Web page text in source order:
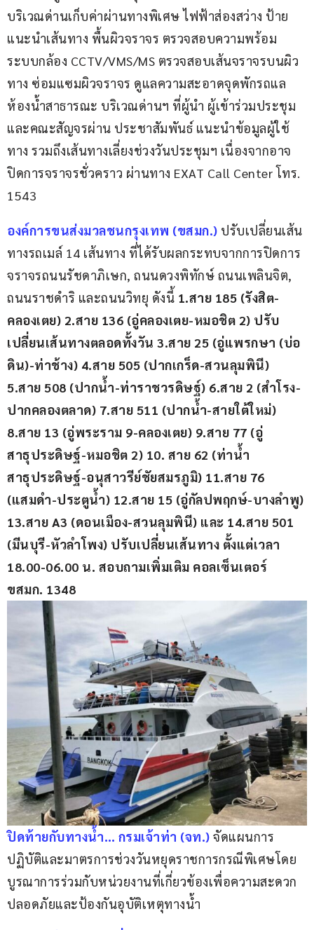
บริเวณด่านเก็บค่าผ่านทางพิเศษ ไฟฟ้าส่องสว่าง ป้าย
แนะนำเส้นทาง พื้นผิวจราจร ตรวจสอบความพร้อม
ระบบกล้อง CCTV/VMS/MS ตรวจสอบเส้นจราจรบนผิว
ทาง ซ่อมแซมผิวจราจร ดูแลความสะอาดจุดพักรถแล
ห้องน้ำสาธารณะ บริเวณด่านฯ ที่ผู้นำ ผู้เข้าร่วมประชุม
และคณะสัญจรผ่าน ประชาสัมพันธ์ แนะนำข้อมูลผู้ใช้
ทาง รวมถึงเส้นทางเลี่ยงช่วงวันประชุมฯ เนื่องจากอาจ
ปิดการจราจรชั่วคราว ผ่านทาง EXAT Call Center โทร.
1543
องค์การขนส่งมวลชนกรุงเทพ (ขสมก.) ปรับเปลี่ยนเส้น
ทางรถเมล์ 14 เส้นทาง ที่ได้รับผลกระทบจากการปิดการ
จราจรถนนรัชดาภิเษก, ถนนดวงพิทักษ์ ถนนเพลินจิต,
ถนนราชดำริ และถนนวิทยุ ดังนี้ 1.สาย 185 (รังสิต-
คลองเตย) 2.สาย 136 (อู่คลองเตย-หมอชิต 2) ปรับ
เปลี่ยนเส้นทางตลอดทั้งวัน 3.สาย 25 (อู่แพรกษา (บ่อ
ดิน)-ท่าช้าง) 4.สาย 505 (ปากเกร็ด-สวนลุมพินี)
5.สาย 508 (ปากน้ำ-ท่าราชวรดิษฐ์) 6.สาย 2 (สำโรง-
ปากคลองตลาด) 7.สาย 511 (ปากน้ำ-สายใต้ใหม่)
8.สาย 13 (อู่พระราม 9-คลองเตย) 9.สาย 77 (อู่
สาธุประดิษฐ์-หมอชิต 2) 10. สาย 62 (ท่าน้ำ
สาธุประดิษฐ์-อนุสาวรีย์ชัยสมรภูมิ) 11.สาย 76
(แสมดำ-ประตูน้ำ) 12.สาย 15 (อู่กัลปพฤกษ์-บางลำพู)
13.สาย A3 (ดอนเมือง-สวนลุมพินี) และ 14.สาย 501
(มีนบุรี-หัวลำโพง) ปรับเปลี่ยนเส้นทาง ตั้งแต่เวลา
18.00-06.00 น. สอบถามเพิ่มเติม คอลเซ็นเตอร์
ขสมก. 1348
ปิดท้ายกับทางน้ำ… กรมเจ้าท่า (จท.) จัดแผนการ
ปฏิบัติและมาตรการช่วงวันหยุดราชการกรณีพิเศษโดย
บูรณาการร่วมกับหน่วยงานที่เกี่ยวข้องเพื่อความสะดวก
ปลอดภัยและป้องกันอุบัติเหตุทางน้ำ